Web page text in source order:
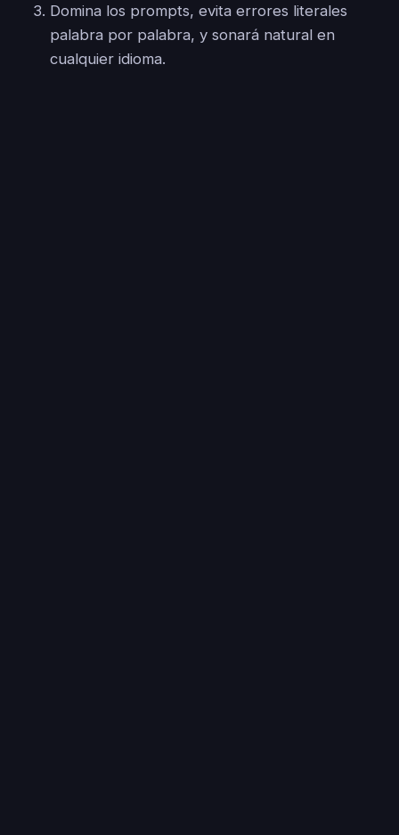
Domina los prompts, evita errores literales
palabra por palabra, y sonará natural en
cualquier idioma.